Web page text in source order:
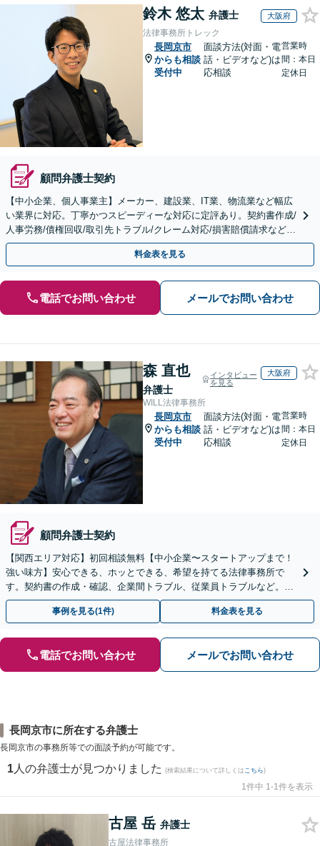
鈴木 悠太 弁護士 大阪府
法律事務所トレック
長岡京市
からも相談
受付中
面談方法(対面・電
話・ビデオなど)は
応相談
営業時
間：本日
定休日
顧問弁護士契約
【中小企業、個人事業主】メーカー、建設業、IT業、物流業など幅広
い業界に対応。丁寧かつスピーディーな対応に定評あり。契約書作成/
人事労務/債権回収/取引先トラブル/クレーム対応/損害賠償請求など。
【顧問／スポット対応可】【Web面談可】
料金表を見る
電話でお問い合わせ メールでお問い合わせ
森 直也
弁護士
インタビュー
を見る
大阪府
WILL法律事務所
長岡京市
からも相談
受付中
面談方法(対面・電
話・ビデオなど)は
応相談
営業時
間：本日
定休日
顧問弁護士契約
【関西エリア対応】初回相談無料【中小企業〜スタートアップまで！
強い味方】安心できる、ホッとできる、希望を持てる法律事務所で
す。契約書の作成・確認、企業間トラブル、従業員トラブルなど。現
場の声を大切にする姿勢で、よりよい解決を目指します。
事例を見る(1件) 料金表を見る
電話でお問い合わせ メールでお問い合わせ
長岡京市に所在する弁護士
長岡京市の事務所等での面談予約が可能です。
1 人の弁護士が見つかりました (検索結果について詳しくは こちら)
1件中 1-1件を表示
古屋 岳 弁護士
古屋法律事務所